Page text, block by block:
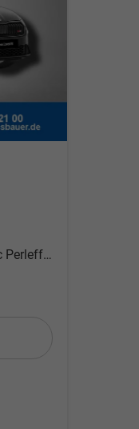
Black-Magic Perleffekt